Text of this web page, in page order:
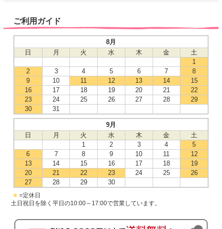
ご利用ガイド
8月
日
月 火 水 木 金
土
1
2
3 4 5 6 7
8
9
10 11 12 13 14
15
16
17 18 19 20 21
22
23
24 25 26 27 28
29
30
31
9月
日
月 火 水 木 金
土
1
2 3 4
5
6
7 8 9 10 11
12
13
14 15 16 17 18
19
20
21 22 23 24 25
26
27
28 29 30
■ =定休日
土日祝日を除く平日の10:00～17:00で営業しています。